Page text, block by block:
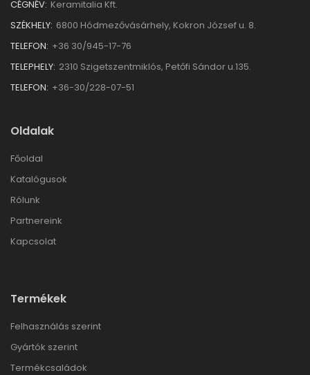
CÉGNÉV: Keramitalia Kft.
SZÉKHELY: 6800 Hódmezővásárhely, Kokron József u. 8.
TELEFON: +36 30/945-17-76
TELEPHELY: 2310 Szigetszentmiklós, Petőfi Sándor u.135.
TELEFON: +36-30/228-07-51
Oldalak
Főoldal
Katalógusok
Rólunk
Partnereink
Kapcsolat
Termékek
Felhasználás szerint
Gyártók szerint
Termékcsaládok